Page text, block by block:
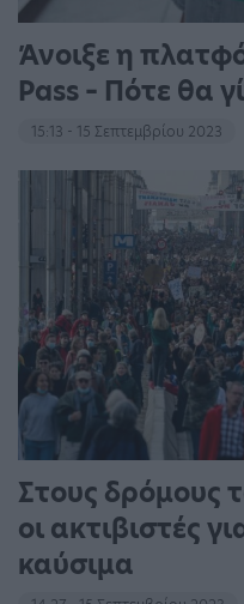
Άνοιξε η
Pass – Πότε θα
15:13 - 15 Σεπτεμβρίου 2023
Στους δρόμους
οι ακτιβιστές
καύσιμα